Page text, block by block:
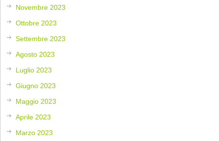
Novembre 2023
Ottobre 2023
Settembre 2023
Agosto 2023
Luglio 2023
Giugno 2023
Maggio 2023
Aprile 2023
Marzo 2023